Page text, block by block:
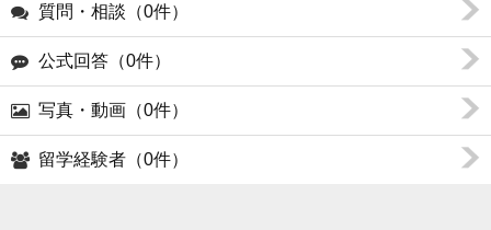
質問・相談（0件）
公式回答（0件）
写真・動画（0件）
留学経験者（0件）